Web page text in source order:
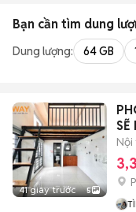
Bạn cần tìm dung
Dung lượng: 64 GB
41 giây trước 5
SẼ
Nội